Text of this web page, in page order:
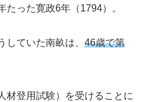
った寛政6年（1794）。
していた南畝は、 46歳で第
材登用試験）を受けることに